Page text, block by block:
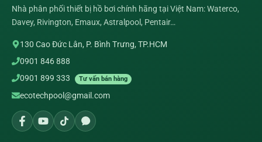
Nhà phân phối thiết bị hồ bơi chính hãng tại Việt Nam: Waterco,
Davey, Rivington, Emaux, Astralpool, Pentair…
130 Cao Đức Lân, P. Bình Trưng, TP.HCM
0901 846 888
0901 899 333
Tư vấn bán hàng
ecotechpool@gmail.com